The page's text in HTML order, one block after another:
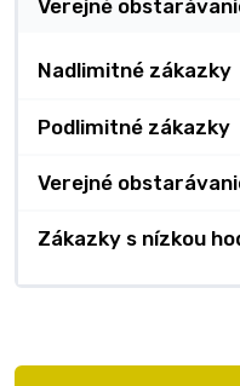
Verejné
Nadlimitné zákazky
Podlimitné zákazky
Verejné
Zákazky s nízkou